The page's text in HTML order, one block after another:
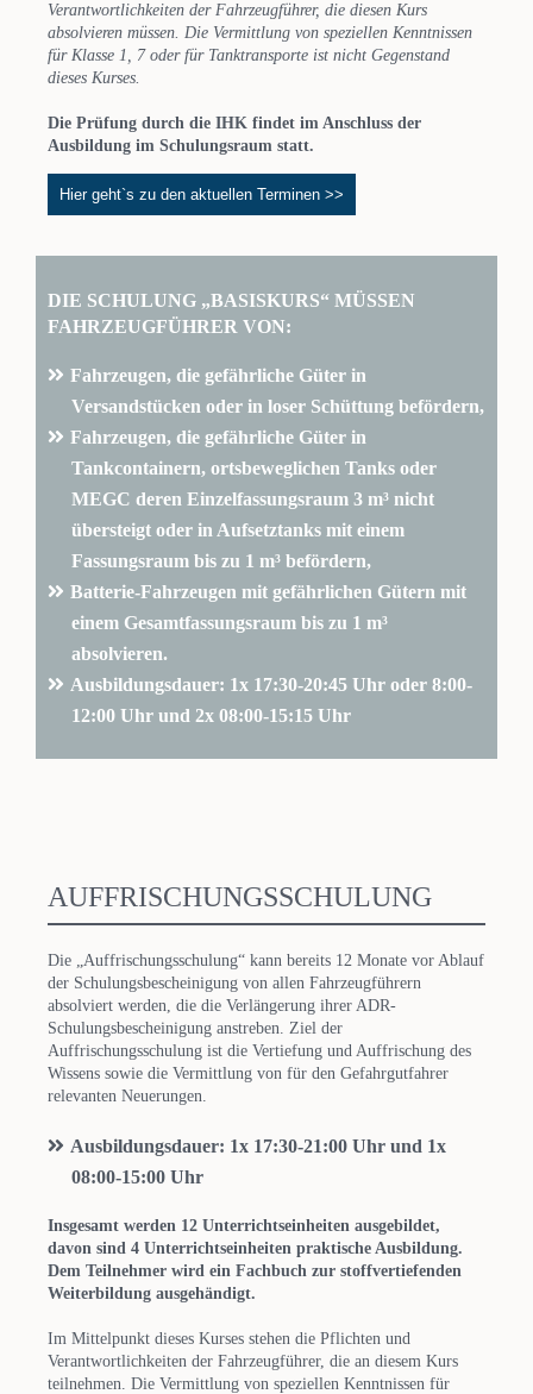
Verantwortlichkeiten der Fahrzeugführer, die diesen Kurs
absolvieren müssen. Die Vermittlung von speziellen Kenntnissen
für Klasse 1, 7 oder für Tanktransporte ist nicht Gegenstand
dieses Kurses.
Die Prüfung durch die IHK findet im Anschluss der
Ausbildung im Schulungsraum statt.
Hier geht`s zu den aktuellen Terminen >>
DIE SCHULUNG „BASISKURS“ MÜSSEN
FAHRZEUGFÜHRER VON:
Fahrzeugen, die gefährliche Güter in
Versandstücken oder in loser Schüttung befördern,
Fahrzeugen, die gefährliche Güter in
Tankcontainern, ortsbeweglichen Tanks oder
MEGC deren Einzelfassungsraum 3 m³ nicht
übersteigt oder in Aufsetztanks mit einem
Fassungsraum bis zu 1 m³ befördern,
Batterie-Fahrzeugen mit gefährlichen Gütern mit
einem Gesamtfassungsraum bis zu 1 m³
absolvieren.
Ausbildungsdauer: 1x 17:30-20:45 Uhr oder 8:00-
12:00 Uhr und 2x 08:00-15:15 Uhr
AUFFRISCHUNGSSCHULUNG
Die „Auffrischungsschulung“ kann bereits 12 Monate vor Ablauf
der Schulungsbescheinigung von allen Fahrzeugführern
absolviert werden, die die Verlängerung ihrer ADR-
Schulungsbescheinigung anstreben. Ziel der
Auffrischungsschulung ist die Vertiefung und Auffrischung des
Wissens sowie die Vermittlung von für den Gefahrgutfahrer
relevanten Neuerungen.
Ausbildungsdauer: 1x 17:30-21:00 Uhr und 1x
08:00-15:00 Uhr
Insgesamt werden 12 Unterrichtseinheiten ausgebildet,
davon sind 4 Unterrichtseinheiten praktische Ausbildung.
Dem Teilnehmer wird ein Fachbuch zur stoffvertiefenden
Weiterbildung ausgehändigt.
Im Mittelpunkt dieses Kurses stehen die Pflichten und
Verantwortlichkeiten der Fahrzeugführer, die an diesem Kurs
teilnehmen. Die Vermittlung von speziellen Kenntnissen für